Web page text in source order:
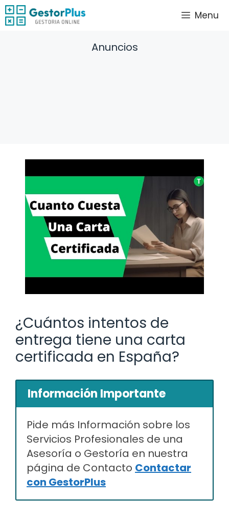
Saltar
al
Menu
Anuncios
¿Cuántos intentos de
entrega tiene una carta
certificada en España?
Información Importante
Pide más Información sobre los
Servicios Profesionales de una
Asesoría o Gestoría en nuestra
página de Contacto Contactar
con GestorPlus